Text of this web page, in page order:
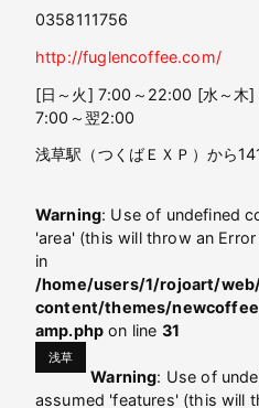
0358111756
http://fuglencoffee.com/
[日～火] 7:00～22:00 [水～
7:00～翌2:00
浅草駅（つくばＥＸＰ）から
Warning: Use of undefined
'area' (this will throw an
in
/home/users/1/rojoart/
content/themes/
amp.php on line 31
浅草
Warning: Use of
assumed 'features' (this will